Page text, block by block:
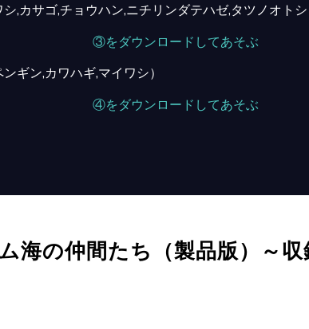
カサゴ,チョウハン,ニチリンダテハゼ,タツノオトシ
③をダウンロードしてあそぶ
ギン,カワハギ,マイワシ）
④をダウンロードしてあそぶ
海の仲間たち（製品版）～